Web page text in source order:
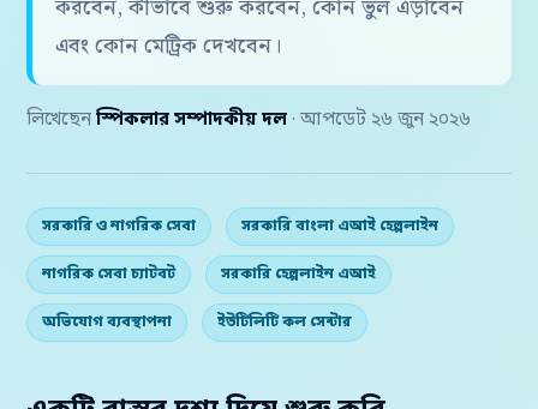
করবেন, কীভাবে শুরু করবেন, কোন ভুল এড়াবেন
এবং কোন মেট্রিক দেখবেন।
লিখেছেন স্পিকলার সম্পাদকীয় দল · আপডেট ২৬ জুন ২০২৬
সরকারি ও নাগরিক সেবা সরকারি বাংলা এআই হেল্পলাইন
নাগরিক সেবা চ্যাটবট সরকারি হেল্পলাইন এআই
অভিযোগ ব্যবস্থাপনা ইউটিলিটি কল সেন্টার